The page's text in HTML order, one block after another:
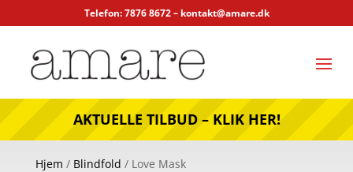
Telefon: 7876 8672 – kontakt@amare.dk
AKTUELLE TILBUD – KLIK HER!
Hjem / Blindfold / Love Mask